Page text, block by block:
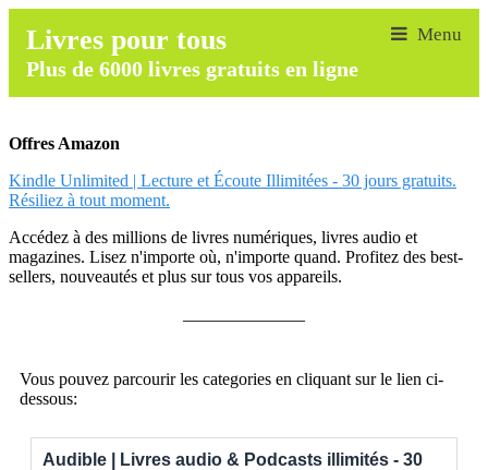
Livres pour tous
Plus de 6000 livres gratuits en ligne
Offres Amazon
Kindle Unlimited | Lecture et Écoute Illimitées - 30 jours gratuits.
Résiliez à tout moment.
Accédez à des millions de livres numériques, livres audio et
magazines. Lisez n'importe où, n'importe quand. Profitez des best-
sellers, nouveautés et plus sur tous vos appareils.
Vous pouvez parcourir les categories en cliquant sur le lien ci-
dessous:
Audible | Livres audio & Podcasts illimités - 30